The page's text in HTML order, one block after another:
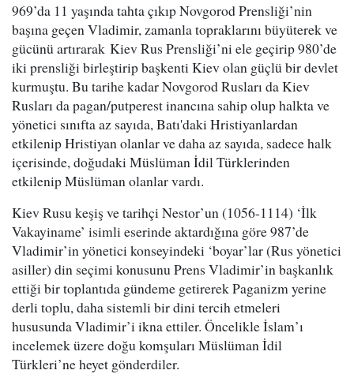
969’da 11 yaşında tahta çıkıp Novgorod Prensliği’nin
başına geçen Vladimir, zamanla topraklarını büyüterek ve
gücünü artırarak Kiev Rus Prensliği’ni ele geçirip 980’de
iki prensliği birleştirip başkenti Kiev olan güçlü bir devlet
kurmuştu. Bu tarihe kadar Novgorod Rusları da Kiev
Rusları da pagan/putperest inancına sahip olup halkta ve
yönetici sınıfta az sayıda, Batı'daki Hristiyanlardan
etkilenip Hristiyan olanlar ve daha az sayıda, sadece halk
içerisinde, doğudaki Müslüman İdil Türklerinden
etkilenip Müslüman olanlar vardı.
Kiev Rusu keşiş ve tarihçi Nestor’un (1056-1114) ‘İlk
Vakayiname’ isimli eserinde aktardığına göre 987’de
Vladimir’in yönetici konseyindeki ‘boyar’lar (Rus yönetici
asiller) din seçimi konusunu Prens Vladimir’in başkanlık
ettiği bir toplantıda gündeme getirerek Paganizm yerine
derli toplu, daha sistemli bir dini tercih etmeleri
hususunda Vladimir’i ikna ettiler. Öncelikle İslam’ı
incelemek üzere doğu komşuları Müslüman İdil
Türkleri’ne heyet gönderdiler.